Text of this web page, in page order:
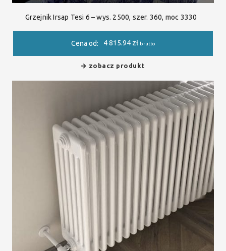
Grzejnik Irsap Tesi 6 – wys. 2500, szer. 360, moc 3330
Cena od: 4 815.94 zł brutto
zobacz produkt